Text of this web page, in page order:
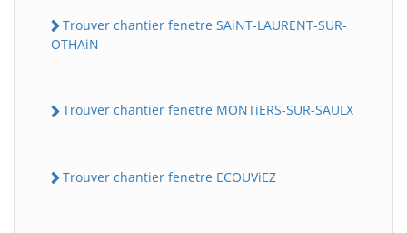
Trouver chantier fenetre SAiNT-LAURENT-SUR-
OTHAiN
Trouver chantier fenetre MONTiERS-SUR-SAULX
Trouver chantier fenetre ECOUViEZ